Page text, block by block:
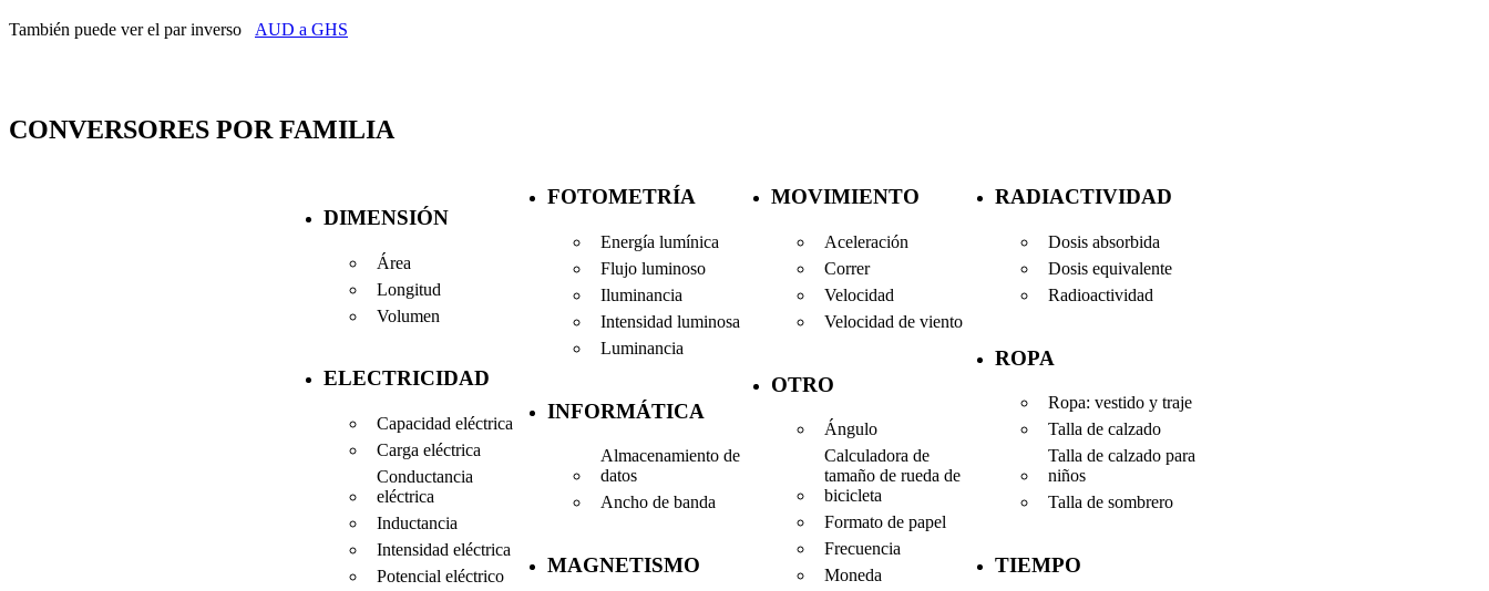
También puede ver el par inverso AUD a GHS
CONVERSORES POR FAMILIA
DIMENSIÓN
Área
Longitud
Volumen
ELECTRICIDAD
Capacidad eléctrica
Carga eléctrica
Conductancia
eléctrica
Inductancia
Intensidad eléctrica
Potencial eléctrico
FOTOMETRÍA
Energía lumínica
Flujo luminoso
Iluminancia
Intensidad luminosa
Luminancia
INFORMÁTICA
Almacenamiento de
datos
Ancho de banda
MAGNETISMO
MOVIMIENTO
Aceleración
Correr
Velocidad
Velocidad de viento
OTRO
Ángulo
Calculadora de
tamaño de rueda de
bicicleta
Formato de papel
Frecuencia
Moneda
RADIACTIVIDAD
Dosis absorbida
Dosis equivalente
Radioactividad
ROPA
Ropa: vestido y traje
Talla de calzado
Talla de calzado para
niños
Talla de sombrero
TIEMPO